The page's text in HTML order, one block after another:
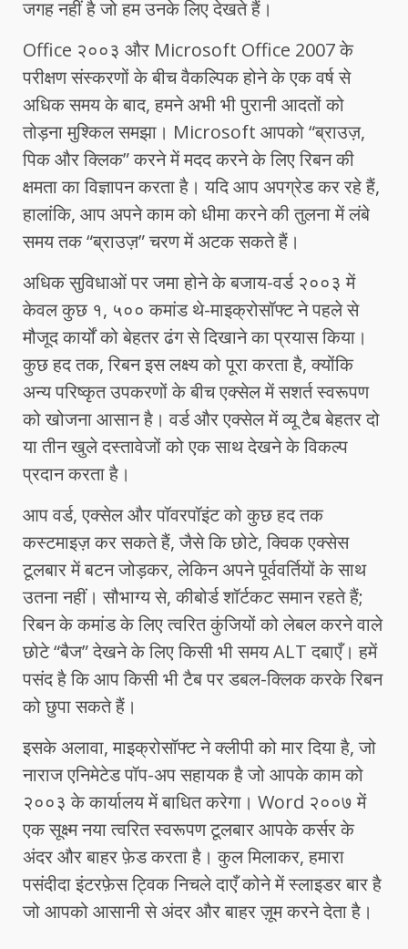
जगह नहीं है जो हम उनके लिए देखते हैं।
Office २००३ और Microsoft Office 2007 के
परीक्षण संस्करणों के बीच वैकल्पिक होने के एक वर्ष से
अधिक समय के बाद, हमने अभी भी पुरानी आदतों को
तोड़ना मुश्किल समझा। Microsoft आपको “ब्राउज़,
पिक और क्लिक” करने में मदद करने के लिए रिबन की
क्षमता का विज्ञापन करता है। यदि आप अपग्रेड कर रहे हैं,
हालांकि, आप अपने काम को धीमा करने की तुलना में लंबे
समय तक “ब्राउज़” चरण में अटक सकते हैं।
अधिक सुविधाओं पर जमा होने के बजाय-वर्ड २००३ में
केवल कुछ १, ५०० कमांड थे-माइक्रोसॉफ्ट ने पहले से
मौजूद कार्यों को बेहतर ढंग से दिखाने का प्रयास किया।
कुछ हद तक, रिबन इस लक्ष्य को पूरा करता है, क्योंकि
अन्य परिष्कृत उपकरणों के बीच एक्सेल में सशर्त स्वरूपण
को खोजना आसान है। वर्ड और एक्सेल में व्यू टैब बेहतर दो
या तीन खुले दस्तावेजों को एक साथ देखने के विकल्प
प्रदान करता है।
आप वर्ड, एक्सेल और पॉवरपॉइंट को कुछ हद तक
कस्टमाइज़ कर सकते हैं, जैसे कि छोटे, क्विक एक्सेस
टूलबार में बटन जोड़कर, लेकिन अपने पूर्ववर्तियों के साथ
उतना नहीं। सौभाग्य से, कीबोर्ड शॉर्टकट समान रहते हैं;
रिबन के कमांड के लिए त्वरित कुंजियों को लेबल करने वाले
छोटे “बैज” देखने के लिए किसी भी समय ALT दबाएँ। हमें
पसंद है कि आप किसी भी टैब पर डबल-क्लिक करके रिबन
को छुपा सकते हैं।
इसके अलावा, माइक्रोसॉफ्ट ने क्लीपी को मार दिया है, जो
नाराज एनिमेटेड पॉप-अप सहायक है जो आपके काम को
२००३ के कार्यालय में बाधित करेगा। Word २००७ में
एक सूक्ष्म नया त्वरित स्वरूपण टूलबार आपके कर्सर के
अंदर और बाहर फ़ेड करता है। कुल मिलाकर, हमारा
पसंदीदा इंटरफ़ेस ट्विक निचले दाएँ कोने में स्लाइडर बार है
जो आपको आसानी से अंदर और बाहर ज़ूम करने देता है।